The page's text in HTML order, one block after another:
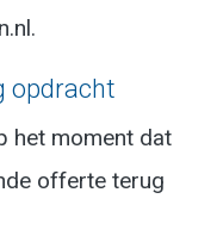
opdracht
het moment dat
offerte terug